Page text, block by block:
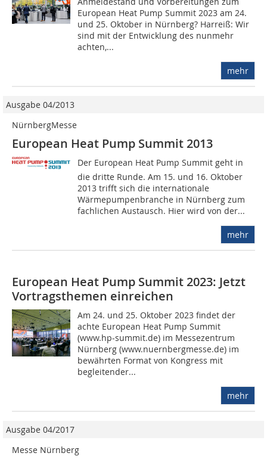
European Heat Pump Summit 2023 am 24.
und 25. Oktober in Nürnberg? Harreiß: Wir
sind mit der Entwicklung des nunmehr
achten,...
mehr
Ausgabe 04/2013
NürnbergMesse
European Heat Pump Summit 2013
Der European Heat Pump Summit geht in
die dritte Runde. Am 15. und 16. Oktober
2013 trifft sich die internationale
Wärmepumpenbranche in Nürnberg zum
fachlichen Austausch. Hier wird von der...
mehr
European Heat Pump Summit 2023: Jetzt
Vortragsthemen einreichen
Am 24. und 25. Oktober 2023 findet der
achte European Heat Pump Summit
(www.hp-summit.de) im Messezentrum
Nürnberg (www.nuernbergmesse.de) im
bewährten Format von Kongress mit
begleitender...
mehr
Ausgabe 04/2017
Messe Nürnberg